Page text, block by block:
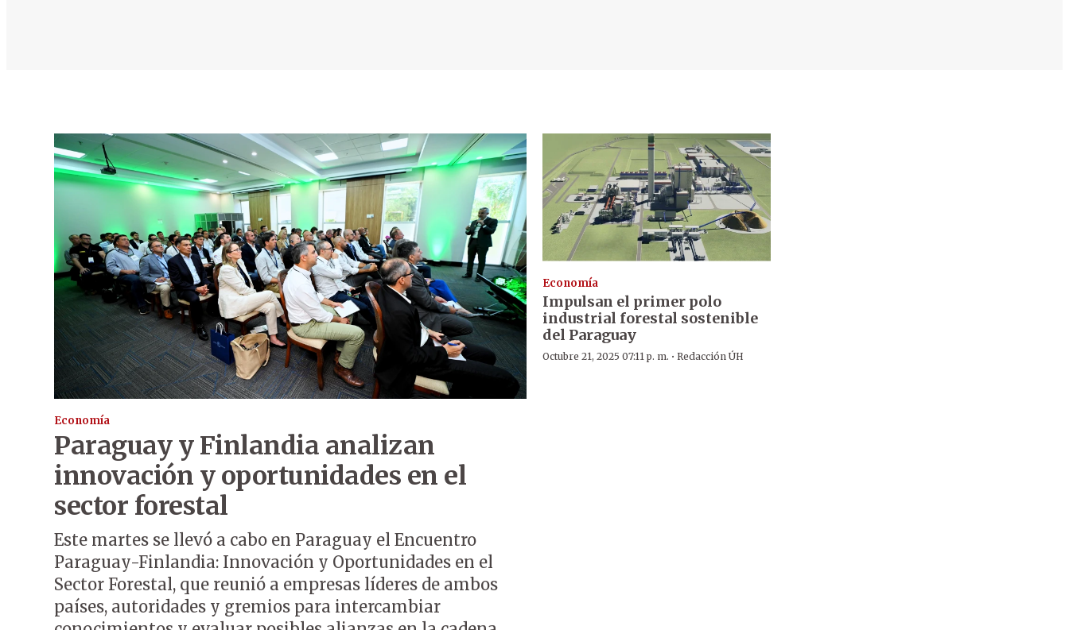
Economía
Paraguay y Finlandia analizan
innovación y oportunidades en el
sector forestal
Este martes se llevó a cabo en Paraguay el Encuentro
Paraguay-Finlandia: Innovación y Oportunidades en el
Sector Forestal, que reunió a empresas líderes de ambos
países, autoridades y gremios para intercambiar
Economía
Impulsan el primer polo
industrial forestal sostenible
del Paraguay
Octubre 21, 2025 07:11 p. m. · Redacción ÚH